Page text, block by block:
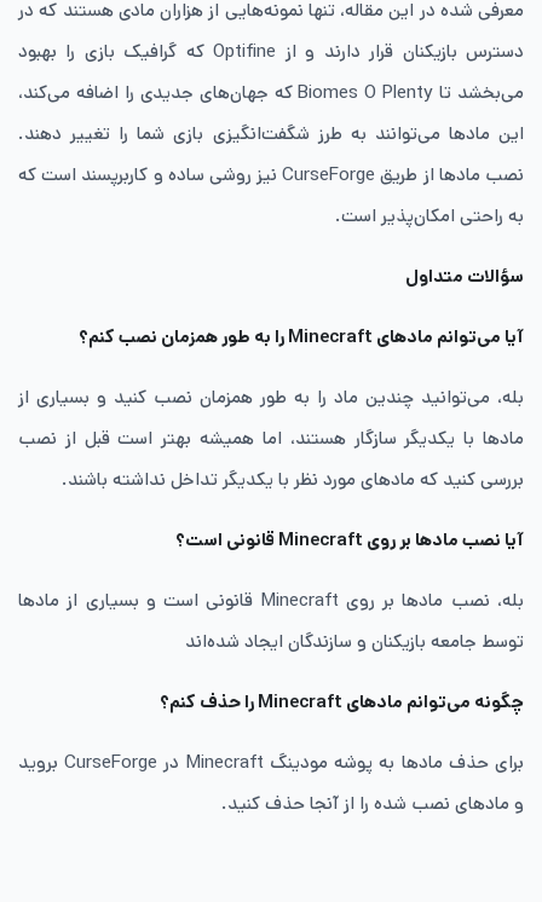
معرفی شده در این مقاله، تنها نمونه‌هایی از هزاران مادی هستند که در
دسترس بازیکنان قرار دارند و از Optifine که گرافیک بازی را بهبود
می‌بخشد تا Biomes O Plenty که جهان‌های جدیدی را اضافه می‌کند،
این مادها می‌توانند به طرز شگفت‌انگیزی بازی شما را تغییر دهند.
نصب مادها از طریق CurseForge نیز روشی ساده و کاربرپسند است که
به راحتی امکان‌پذیر است.
سؤالات متداول
آیا می‌توانم مادهای Minecraft را به طور همزمان نصب کنم؟
بله، می‌توانید چندین ماد را به طور همزمان نصب کنید و بسیاری از
مادها با یکدیگر سازگار هستند، اما همیشه بهتر است قبل از نصب
بررسی کنید که مادهای مورد نظر با یکدیگر تداخل نداشته باشند.
آیا نصب مادها بر روی
بله، نصب مادها بر روی Minecraft قانونی است و بسیاری از مادها
توسط جامعه بازیکنان و سازندگان ایجاد شده‌اند
چگونه می‌توانم مادهای Minecraft را حذف کنم؟
برای حذف مادها به پوشه مودینگ Minecraft در CurseForge بروید
و مادهای نصب شده را از آنجا حذف کنید.